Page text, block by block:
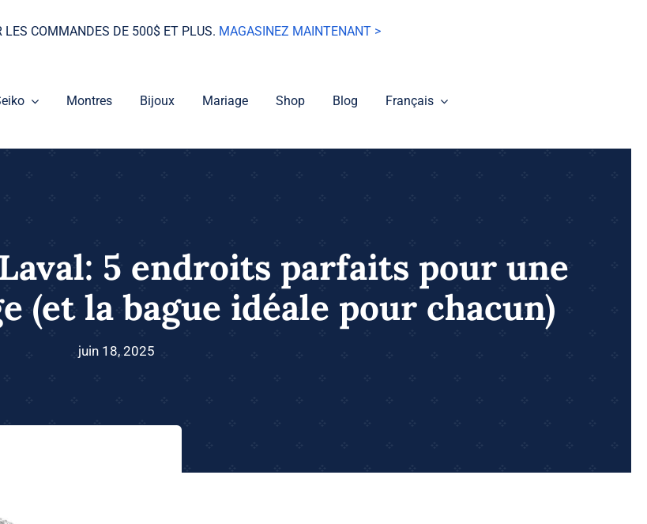
LES COMMANDES DE 500$ ET PLUS. MAGASINEZ MAINTENANT >
Montres Bijoux Mariage Shop Blog Français
5 endroits parfaits pour une
(et la bague idéale pour chacun)
juin 18, 2025